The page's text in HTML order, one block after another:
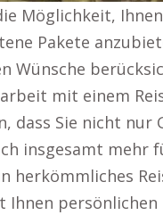
Möglichkeit,
Pakete
Wünsche
mit einem
dass Sie nicht nur
insgesamt mehr
herkömmliches
Ihnen